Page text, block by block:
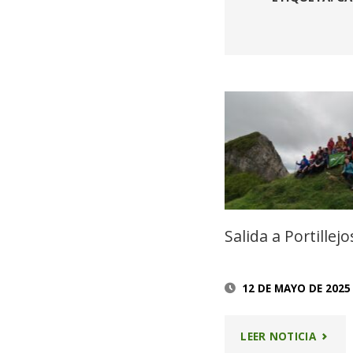
Salida a
12 DE MAYO DE 2025
LEER NOTICIA